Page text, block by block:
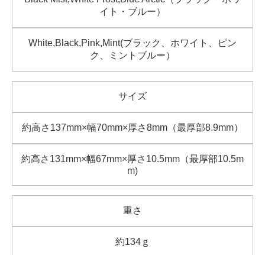
イト・ブルー）
White,Black,Pink,Mint(ブラック、ホワイト、ピン
ク、ミントブルー）
サイズ
約高さ137mm×幅70mm×厚さ8mm（最厚部8.9mm）
約高さ131mm×幅67mm×厚さ10.5mm（最厚部10.5m
m)
重さ
約134ｇ